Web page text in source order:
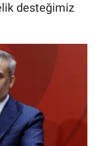
desteğimiz